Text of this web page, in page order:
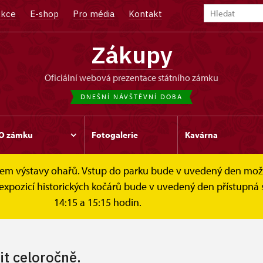
E-shop Pro média Kontakt
Zákupy
oficiální webová prezentace státního zámku
DNEŠNÍ NÁVŠTĚVNÍ DOBA
zámku Fotogalerie Kavárna
výstavy ohařů. Vstup do parku bude v uvedený den
historických kočárů bude v uvedený den přístupná
14:15 a 15:15 hodin.
doba
celoročně.